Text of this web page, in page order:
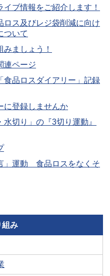
ブ情報をご紹介します！
ロス及びレジ袋削減に向け
ついて
みましょう！
連ページ
食品ロスダイアリー」記録
に登録しませんか
水切り」の『3切り運動』
」運動 食品ロスをなくそ
組み